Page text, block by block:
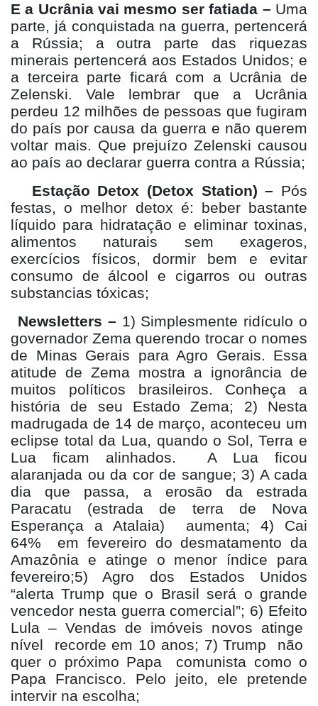
E a Ucrânia vai mesmo ser fatiada – Uma
parte, já conquistada na guerra, pertencerá
a Rússia; a outra parte das riquezas
minerais pertencerá aos Estados Unidos; e
a terceira parte ficará com a Ucrânia de
Zelenski. Vale lembrar que a Ucrânia
perdeu 12 milhões de pessoas que fugiram
do país por causa da guerra e não querem
voltar mais. Que prejuízo Zelenski causou
ao país ao declarar guerra contra a Rússia;
Estação Detox (Detox Station) – Pós
festas, o melhor detox é: beber bastante
líquido para hidratação e eliminar toxinas,
alimentos naturais sem exageros,
exercícios físicos, dormir bem e evitar
consumo de álcool e cigarros ou outras
substancias tóxicas;
Newsletters – 1) Simplesmente ridículo o
governador Zema querendo trocar o nomes
de Minas Gerais para Agro Gerais. Essa
atitude de Zema mostra a ignorância de
muitos políticos brasileiros. Conheça a
história de seu Estado Zema; 2) Nesta
madrugada de 14 de março, aconteceu um
eclipse total da Lua, quando o Sol, Terra e
Lua ficam alinhados. A Lua ficou
alaranjada ou da cor de sangue; 3) A cada
dia que passa, a erosão da estrada
Paracatu (estrada de terra de Nova
Esperança a Atalaia) aumenta; 4) Cai
64% em fevereiro do desmatamento da
Amazônia e atinge o menor índice para
fevereiro;5) Agro dos Estados Unidos
“alerta Trump que o Brasil será o grande
vencedor nesta guerra comercial”; 6) Efeito
Lula – Vendas de imóveis novos atinge
nível recorde em 10 anos; 7) Trump não
quer o próximo Papa comunista como o
Papa Francisco. Pelo jeito, ele pretende
intervir na escolha;